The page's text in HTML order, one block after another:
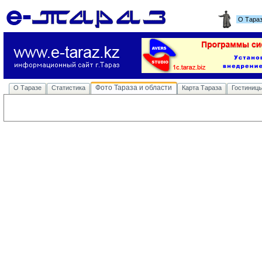
О
О Таразе Статистика Фото Тараза и области Карта Тараза